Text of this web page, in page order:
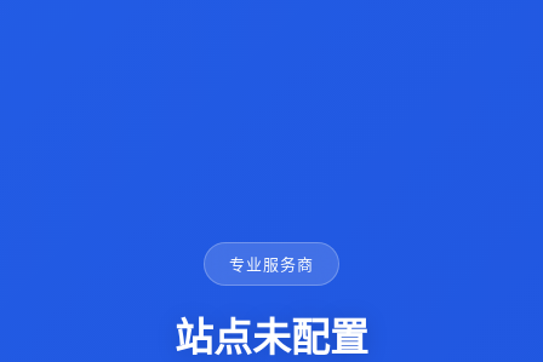
专业服务商
站点未配置